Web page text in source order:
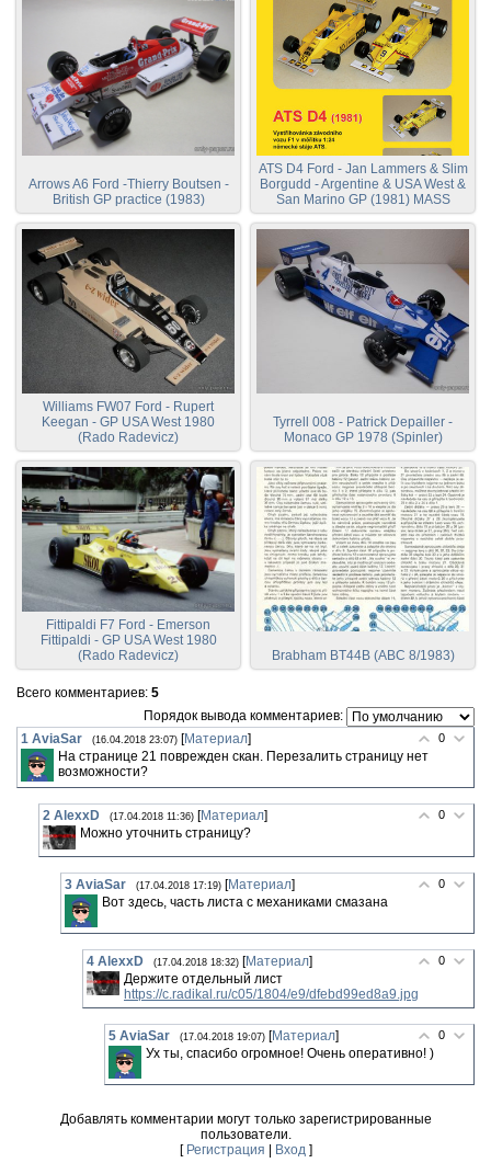
Arrows A6 Ford -Thierry Boutsen -
British GP practice (1983)
ATS D4 Ford - Jan Lammers & Slim
Borgudd - Argentine & USA West &
San Marino GP (1981) MASS
Williams FW07 Ford - Rupert
Keegan - GP USA West 1980
(Rado Radevicz)
Tyrrell 008 - Patrick Depailler -
Monaco GP 1978 (Spinler)
Fittipaldi F7 Ford - Emerson
Fittipaldi - GP USA West 1980
(Rado Radevicz)
Brabham BT44B (ABC 8/1983)
Всего комментариев: 5
Порядок вывода комментариев:
0
1 AviaSar (16.04.2018 23:07) [Материал]
На странице 21 поврежден скан. Перезалить страницу нет
возможности?
0
2 AlexxD (17.04.2018 11:36) [Материал]
Можно уточнить страницу?
0
3 AviaSar (17.04.2018 17:19) [Материал]
Вот здесь, часть листа с механиками смазана
0
4 AlexxD (17.04.2018 18:32) [Материал]
Держите отдельный лист
https://c.radikal.ru/c05/1804/e9/dfebd99ed8a9.jpg
0
5 AviaSar (17.04.2018 19:07) [Материал]
Ух ты, спасибо огромное! Очень оперативно! )
Добавлять комментарии могут только зарегистрированные
пользователи.
[ Регистрация | Вход]